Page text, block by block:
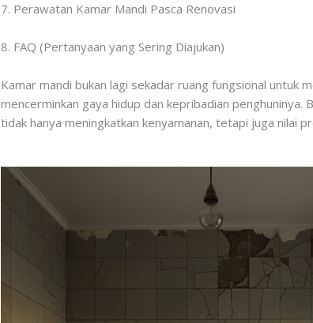
7. Perawatan Kamar Mandi Pasca Renovasi
8. FAQ (Pertanyaan yang Sering Diajukan)
Kamar mandi bukan lagi sekadar ruang fungsional untuk
mencerminkan gaya hidup dan kepribadian
tidak hanya meningkatkan kenyamanan, tetapi juga nilai